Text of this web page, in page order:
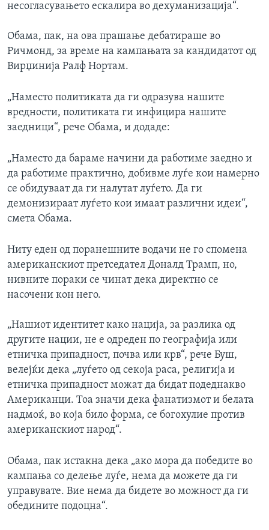
несогласувањето ескалира во дехуманизација“.
Обама, пак, на ова прашање дебатираше во
Ричмонд, за време на кампањата за кандидатот од
Вирџинија Ралф Нортам.
„Наместо политиката да ги одразува нашите
вредности, политиката ги инфицира нашите
заедници“, рече Обама, и додаде:
„Наместо да бараме начини да работиме заедно и
да работиме практично, добивме луѓе кои намерно
се обидуваат да ги налутат луѓето. Да ги
демонизираат луѓето кои имаат различни идеи“,
смета Обама.
Ниту еден од поранешните водачи не го спомена
американскиот претседател Доналд Трамп, но,
нивните пораки се чинат дека директно се
насочени кон него.
„Нашиот идентитет како нација, за разлика од
другите нации, не е одреден по географија или
етничка припадност, почва или крв“, рече Буш,
велејќи дека „луѓето од секоја раса, религија и
етничка припадност можат да бидат подеднакво
Американци. Тоа значи дека фанатизмот и белата
надмоќ, во која било форма, се богохулие против
американскиот народ“.
Обама, пак истакна дека „ако мора да победите во
кампања со делење луѓе, нема да можете да ги
управувате. Вие нема да бидете во можност да ги
обедините подоцна“.